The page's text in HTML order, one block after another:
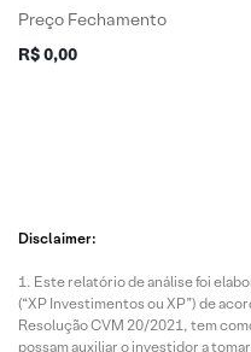
Preço Fechamento
R$ 0,00
Disclaimer:
Este relatório de análise foi
(“XP Investimentos ou XP”) de
Resolução CVM 20/2021, tem
possam auxiliar o investidor a